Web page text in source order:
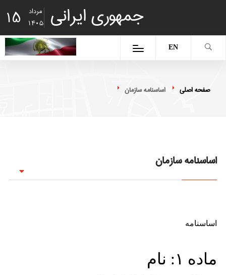
15
مرداد
1405
جمهوری ایرانی
EN
صفحه اصلی اساسنامه سازمان
اساسنامه سازمان
ﺍﺳﺎﺳﻨﺎﻣﻪ
ﻣﺎﺩﻩ ۱: ﻧﺎﻡ